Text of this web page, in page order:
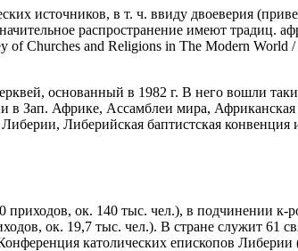
источников, в т. ч. ввиду двоеверия
распространение имеют традиц.
of Churches and Religions in The Modern
основанный в 1982 г. В него вошли
Зап. Африке, Ассамблеи мира, Африканская
Либерийская баптистская
ок. 140 тыс. чел.), в подчинении к-
ок. 19,7 тыс. чел.). В стране служит 61
католических епископов Либерии